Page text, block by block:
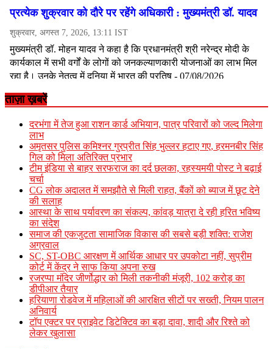
ताज़ा ख़बरें
दरभंगा में तेज हुआ राशन कार्ड अभियान, पात्र परिवारों को जल्द मिलेगा
लाभ
अमृतसर पुलिस कमिश्नर गुरप्रीत सिंह भुल्लर हटाए गए, हरमनबीर सिंह
गिल को मिला अतिरिक्त प्रभार
टीम इंडिया से बाहर सरफराज का दर्द छलका, रहस्यमयी पोस्ट ने बढ़ाई
चर्चा
CG लोक अदालत में समझौते से मिली राहत, बैंकों को ब्याज में छूट देने
की सलाह
आस्था के साथ पर्यावरण का संकल्प, कांवड़ यात्रा दे रही हरित भविष्य
का संदेश
समाज की एकजुटता सामाजिक विकास की सबसे बड़ी शक्ति: राजेश
अग्रवाल
SC, ST-OBC आरक्षण में आर्थिक आधार पर उपकोटा नहीं, सुप्रीम
कोर्ट में केंद्र ने साफ किया अपना रुख
रजरप्पा मंदिर जीर्णोद्धार को मिली तकनीकी मंजूरी, 102 करोड़ का
डीपीआर तैयार
हरियाणा रोडवेज में महिलाओं की आरक्षित सीटों पर सख्ती, नियम पालन
अनिवार्य
टॉप एक्टर पर प्राइवेट डिटेक्टिव का बड़ा दावा, शादी और रिश्ते को
लेकर खुलासा